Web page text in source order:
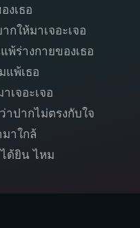
งเธอ
กให้มาเจอะเจอ
ร่างกายของเธอ
แพ้เธอ
เจอะเจอ
าปากไม่ตรงกับใจ
าใกล้
ด้ยิน ไหม